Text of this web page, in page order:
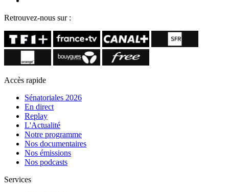
Retrouvez-nous sur :
Accès rapide
Sénatoriales 2026
En direct
Replay
L'Actualité
Notre programme
Nos documentaires
Nos émissions
Nos podcasts
Services